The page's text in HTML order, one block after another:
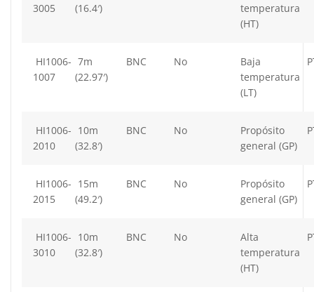
3005
(16.4′)
temperatura
(HT)
HI1006-
1007
7m
(22.97′)
BNC No
Baja
temperatura
(LT)
HI1006-
2010
10m
(32.8′)
BNC No
Propósito
general (GP)
HI1006-
2015
15m
(49.2′)
BNC No
Propósito
general (GP)
HI1006-
3010
10m
(32.8′)
BNC No
Alta
temperatura
(HT)